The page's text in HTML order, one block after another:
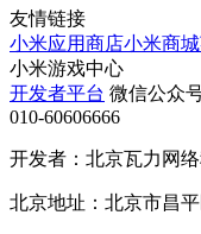
友情链接
小米应用商店小米商城
小米游戏中心
开发者平台 微信公众
010-60606666
开发者：北京瓦力网
北京地址：北京市昌